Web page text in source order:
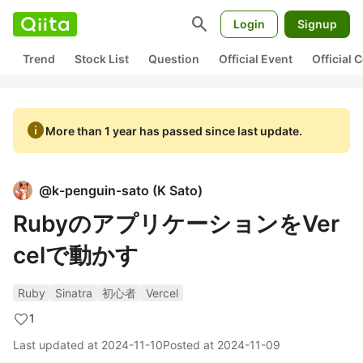
search Login Signup
Trend Stock List Question Official Event Official
infoMore than 1 year has passed since last update.
@k-penguin-sato (K Sato)
RubyのアプリケーションをVer
celで動かす
Ruby Sinatra 初心者
Vercel
1
Last updated at 2024-11-10Posted at 2024-11-09